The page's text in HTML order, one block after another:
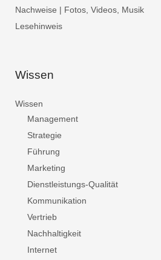
Nachweise | Fotos, Videos, Musik
Lesehinweis
Wissen
Wissen
Management
Strategie
Führung
Marketing
Dienstleistungs-Qualität
Kommunikation
Vertrieb
Nachhaltigkeit
Internet